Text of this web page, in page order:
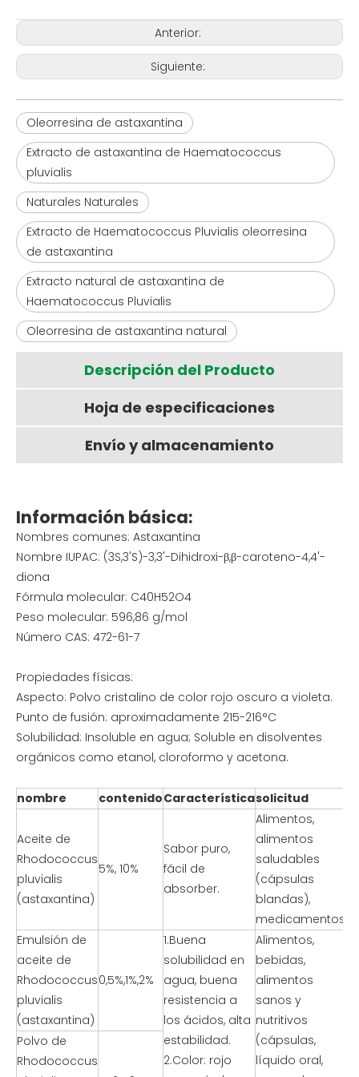
Anterior:
Siguiente:
Oleorresina de astaxantina
Extracto de astaxantina de Haematococcus
pluvialis
Naturales Naturales
Extracto de Haematococcus Pluvialis oleorresina
de astaxantina
Extracto natural de astaxantina de
Haematococcus Pluvialis
Oleorresina de astaxantina natural
Descripción del Producto
Hoja de especificaciones
Envío y almacenamiento
Información básica:
Nombres comunes: Astaxantina
Nombre IUPAC: (3S,3'S)-3,3'-Dihidroxi-β,β-caroteno-4,4'-
diona
Fórmula molecular: C40H52O4
Peso molecular: 596,86 g/mol
Número CAS: 472-61-7
Propiedades físicas:
Aspecto: Polvo cristalino de color rojo oscuro a violeta.
Punto de fusión: aproximadamente 215-216°C
Solubilidad: Insoluble en agua; Soluble en disolventes
orgánicos como etanol, cloroformo y acetona.
nombre contenidoCaracterísticasolicitud
Aceite de
Rhodococcus
pluvialis
(astaxantina)
5%, 10%
Sabor puro,
fácil de
absorber.
Alimentos,
alimentos
saludables
(cápsulas
blandas),
medicamentos.
Emulsión de
aceite de
Rhodococcus
pluvialis
(astaxantina)
0,5%,1%,2%
1.Buena
solubilidad en
agua, buena
resistencia a
los ácidos, alta
estabilidad.
2.Color: rojo
Alimentos,
bebidas,
alimentos
sanos y
nutritivos
(cápsulas,
líquido oral,
Polvo de
Rhodococcus